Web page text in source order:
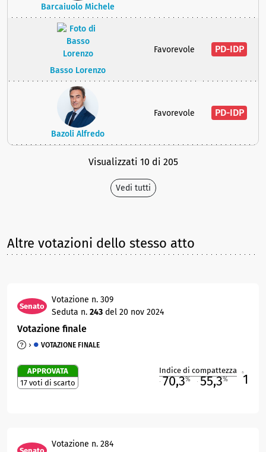
Barcaiuolo Michele
Basso Lorenzo
Favorevole PD-IDP
Bazoli Alfredo
Favorevole PD-IDP
Visualizzati 10 di 205
Vedi tutti
Altre votazioni dello stesso atto
Senato
Votazione n. 309
Seduta n. 243 del 20 nov 2024
Votazione finale
VOTAZIONE FINALE
APPROVATA
17 voti di scarto
Indice di compattezza
70,3% 55,3% 1
Senato
Votazione n. 284